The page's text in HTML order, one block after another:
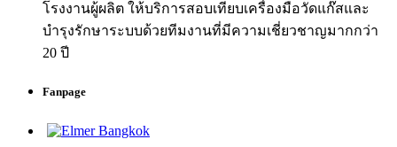
โรงงานผู้ผลิต ให้บริการสอบเทียบเครื่องมือวัดแก๊สและ
บำรุงรักษาระบบด้วยทีมงานที่มีความเชี่ยวชาญมากกว่า
20 ปี
Fanpage